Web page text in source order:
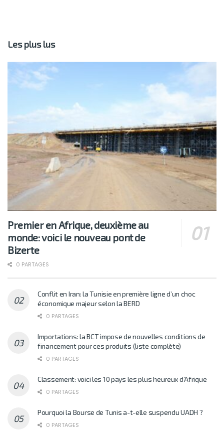
Les plus lus
Premier en Afrique, deuxième au
monde: voici le nouveau pont de
Bizerte
0 PARTAGES
Conflit en Iran: la Tunisie en première ligne d’un choc
économique majeur selon la BERD
0 PARTAGES
Importations: la BCT impose de nouvelles conditions de
financement pour ces produits (liste complète)
0 PARTAGES
Classement: voici les 10 pays les plus heureux d’Afrique
0 PARTAGES
Pourquoi la Bourse de Tunis a-t-elle suspendu UADH ?
0 PARTAGES